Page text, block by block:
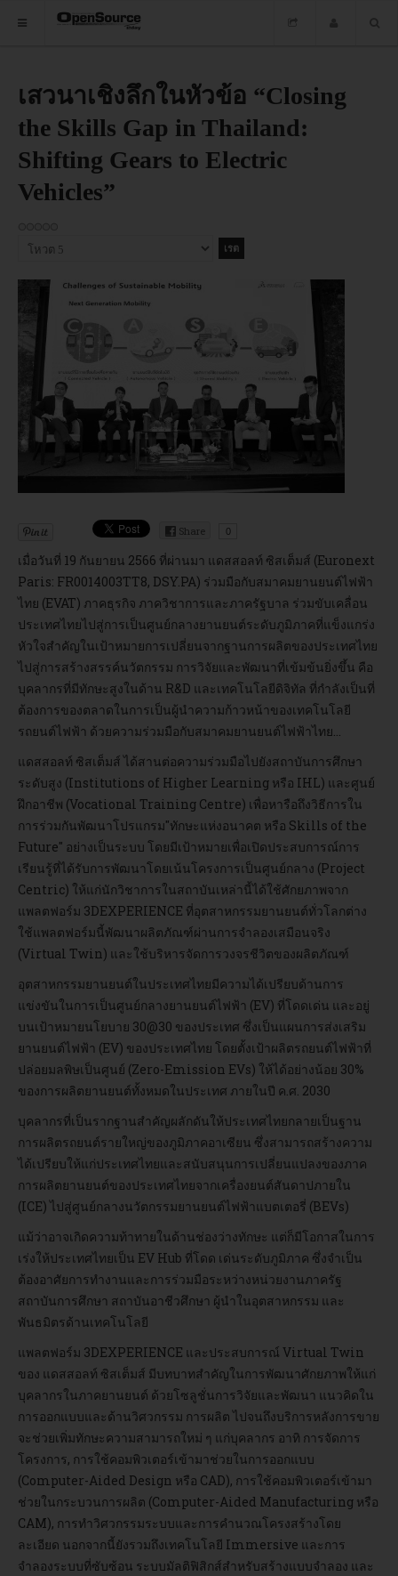
HOME
ซอฟต์แวร์
ข่าว
อบรม
ซอฟต์แวร์
อบรม
เสวนาเชิงลึกในหัวข้อ “Closing
the Skills Gap in Thailand:
Shifting Gears to Electric
Vehicles”
กรุณา
คะแนน
Share 0
เมื่อวันที่ 19 กันยายน 2566 ที่ผ่านมา แดสสอลท์ ซิสเต็มส์ (Euronext
Paris: FR0014003TT8, DSY.PA) ร่วมมือกับสมาคมยานยนต์ไฟฟ้า
ไทย (EVAT) ภาคธุรกิจ ภาควิชาการและภาครัฐบาล ร่วมขับเคลื่อน
ประเทศไทยไปสู่การเป็นศูนย์กลางยานยนต์ระดับภูมิภาคที่แข็งแกร่ง
หัวใจสำคัญในเป้าหมายการเปลี่ยนจากฐานการผลิตของประเทศไทย
ไปสู่การสร้างสรรค์นวัตกรรม การวิจัยและพัฒนาที่เข้มข้นยิ่งขึ้น คือ
บุคลากรที่มีทักษะสูงในด้าน R&D และเทคโนโลยีดิจิทัล ที่กำลังเป็นที่
ต้องการของตลาดในการเป็นผู้นำความก้าวหน้าของเทคโนโลยี
รถยนต์ไฟฟ้า ด้วยความร่วมมือกับสมาคมยานยนต์ไฟฟ้าไทย...
แดสสอลท์ ซิสเต็มส์ ได้สานต่อความร่วมมือไปยังสถาบันการศึกษา
ระดับสูง (Institutions of Higher Learning หรือ IHL) และศูนย์
ฝึกอาชีพ (Vocational Training Centre) เพื่อหารือถึงวิธีการใน
การร่วมกันพัฒนาโปรแกรม"ทักษะแห่งอนาคต หรือ Skills of the
Future" อย่างเป็นระบบ โดยมีเป้าหมายเพื่อเปิดประสบการณ์การ
เรียนรู้ที่ได้รับการพัฒนาโดยเน้นโครงการเป็นศูนย์กลาง (Project
Centric) ให้แก่นักวิชาการในสถาบันเหล่านี้ได้ใช้ศักยภาพจาก
แพลตฟอร์ม 3DEXPERIENCE ที่อุตสาหกรรมยานยนต์ทั่วโลกต่าง
ใช้แพลตฟอร์มนี้พัฒนาผลิตภัณฑ์ผ่านการจำลองเสมือนจริง
(Virtual Twin) และใช้บริหารจัดการวงจรชีวิตของผลิตภัณฑ์
อุตสาหกรรมยานยนต์ในประเทศไทยมีความได้เปรียบด้านการ
แข่งขันในการเป็นศูนย์กลางยานยนต์ไฟฟ้า (EV) ที่โดดเด่น และอยู่
บนเป้าหมายนโยบาย 30@30 ของประเทศ ซึ่งเป็นแผนการส่งเสริม
ยานยนต์ไฟฟ้า (EV) ของประเทศไทย โดยตั้งเป้าผลิตรถยนต์ไฟฟ้าที่
ปล่อยมลพิษเป็นศูนย์ (Zero-Emission EVs) ให้ได้อย่างน้อย 30%
ของการผลิตยานยนต์ทั้งหมดในประเทศ ภายในปี ค.ศ. 2030
บุคลากรที่เป็นรากฐานสำคัญผลักดันให้ประเทศไทยกลายเป็นฐาน
การผลิตรถยนต์รายใหญ่ของภูมิภาคอาเซียน ซึ่งสามารถสร้างความ
ได้เปรียบให้แก่ประเทศไทยและสนับสนุนการเปลี่ยนแปลงของภาค
การผลิตยานยนต์ของประเทศไทยจากเครื่องยนต์สันดาปภายใน
(ICE) ไปสู่ศูนย์กลางนวัตกรรมยานยนต์ไฟฟ้าแบตเตอรี่ (BEVs)
แม้ว่าอาจเกิดความท้าทายในด้านช่องว่างทักษะ แต่ก็มีโอกาสในการ
เร่งให้ประเทศไทยเป็น EV Hub ที่โดด เด่นระดับภูมิภาค ซึ่งจำเป็น
ต้องอาศัยการทำงานและการร่วมมือระหว่างหน่วยงานภาครัฐ
สถาบันการศึกษา สถาบันอาชีวศึกษา ผู้นำในอุตสาหกรรม และ
พันธมิตรด้านเทคโนโลยี
แพลตฟอร์ม 3DEXPERIENCE และประสบการณ์ Virtual Twin
ของ แดสสอลท์ ซิสเต็มส์ มีบทบาทสำคัญในการพัฒนาศักยภาพให้แก่
บุคลากรในภาคยานยนต์ ด้วยโซลูชั่นการวิจัยและพัฒนา แนวคิดใน
การออกแบบและด้านวิศวกรรม การผลิต ไปจนถึงบริการหลังการขาย
จะช่วยเพิ่มทักษะความสามารถใหม่ ๆ แก่บุคลากร อาทิ การจัดการ
โครงการ, การใช้คอมพิวเตอร์เข้ามาช่วยในการออกแบบ
(Computer-Aided Design หรือ CAD), การใช้คอมพิวเตอร์เข้ามา
ช่วยในกระบวนการผลิต (Computer-Aided Manufacturing หรือ
CAM), การทำวิศวกรรมระบบและการคำนวณโครงสร้างโดย
ละเอียด นอกจากนี้ยังรวมถึงเทคโนโลยี Immersive และการ
จำลองระบบที่ซับซ้อน ระบบมัลติฟิสิกส์สำหรับสร้างแบบจำลอง และ